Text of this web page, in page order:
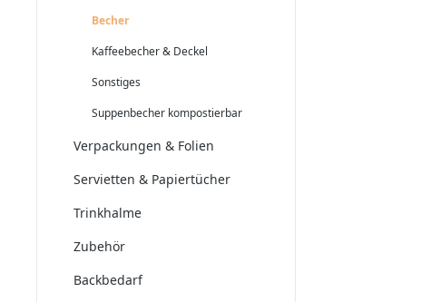
Becher
Kaffeebecher & Deckel
Sonstiges
Suppenbecher kompostierbar
Verpackungen & Folien
Servietten & Papiertücher
Trinkhalme
Zubehör
Backbedarf